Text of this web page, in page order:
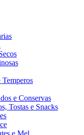
Temperos
e Conservas
Tostas e Snacks
e Mel